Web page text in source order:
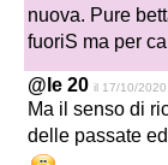
nuova. Pure
fuoriS ma per
@le 20 il 17/10/2020
Ma il senso di
delle passate